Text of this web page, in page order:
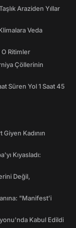
Araziden Yıllar
Veda
Ritimler
Çöllerinin
Süren Yol 1 Saat 45
Kadının
Kıyasladı:
Değil,
"Manifest’i
Kabul Edildi